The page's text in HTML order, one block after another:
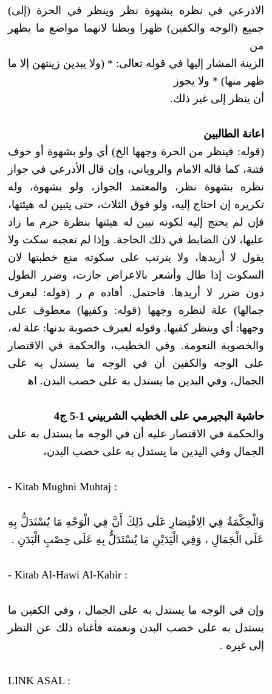
الاذرعي في نظره بشهوة نظر وينظر في الحرة (إلى)
جميع (الوجه والكفين) ظهرا وبطنا لانهما مواضع ما يظهر
من
الزينة المشار إليها في قوله تعالى: * (ولا يبدين زينتهن إلا ما
ظهر منها) * ولا يجوز
أن ينظر إلى غير ذلك.
اعانة الطالبين
(قوله: فينظر من الحرة وجهها الخ) أي ولو بشهوة أو خوف
فتنة، كما قاله الامام والروياني، وإن قال الأذرعي في جواز
نظره بشهوة نظر، والمعتمد الجواز، ولو بشهوة، وله
تكريره إن احتاج إليه، ولو فوق الثلاث، حتى يتبين له هيئتها،
فإن لم يحتج إليه لكونه تبين له هيئتها بنظرة حرم ما زاد
عليها، لان الضابط في ذلك الحاجة. وإذا لم تعجبه سكت ولا
يقول لا أريدها، ولا يترتب على سكوته منع خطبتها لان
السكوت إذا طال وأشعر بالاعراض جازت، وضرر الطول
دون ضرر لا أريدها. فاحتمل. أفاده م ر (قوله: ليعرف
جمالها) علة لنظره وجهها (قوله: وكفيها) معطوف على
وجهها: أي وينظر كفيها. وقوله لعيرف خصوبة بدنها: علة له،
والخصوبة النعومة. وفي الخطيب، والحكمة في الاقتصار
على الوجه والكفين أن في الوجه ما يستدل به على
الجمال، وفي اليدين ما يستدل به على خصب البدن. اه‍
حاشية البجيرمي على الخطيب الشربيني 1-5 ج4
والحكمة في الاقتصار عليه أن في الوجه ما يستدل به على
الجمال وفي اليدين ما يستدل به على خصب البدن،
- Kitab Mughni Muhtaj :
وَالْحِكْمَةُ فِي الِاقْتِصَارِ عَلَى ذَلِكَ أَنَّ فِي الْوَجْهِ مَا يُسْتَدَلُّ بِهِ
عَلَى الْجَمَالِ ، وَفِي الْيَدَيْنِ مَا يُسْتَدَلُّ بِهِ عَلَى خِصْبِ الْبَدَنِ .
- Kitab Al-Hawi Al-Kabir :
وإن في الوجه ما يستدل به على الجمال ، وفي الكفين ما
يستدل به على خصب البدن ونعمته فأغناه ذلك عن النظر
إلى غيره .
LINK ASAL :